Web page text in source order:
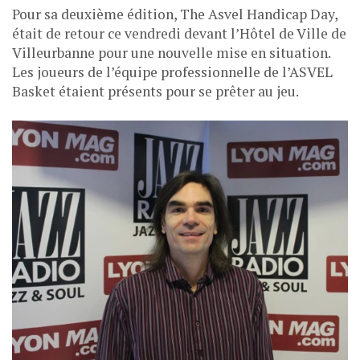
Pour sa deuxième édition, The Asvel Handicap Day,
était de retour ce vendredi devant l’Hôtel de Ville de
Villeurbanne pour une nouvelle mise en situation.
Les joueurs de l’équipe professionnelle de l’ASVEL
Basket étaient présents pour se prêter au jeu.